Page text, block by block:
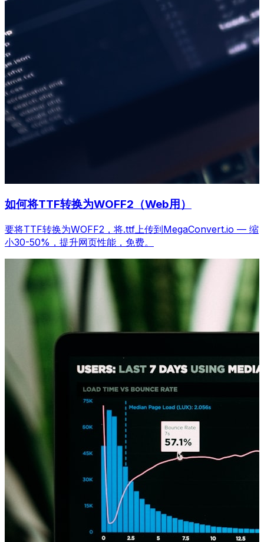
如何将TTF转换为WOFF2（Web用）
要将TTF转换为WOFF2，将.ttf上传到MegaConvert.io — 缩
小30-50%，提升网页性能，免费。